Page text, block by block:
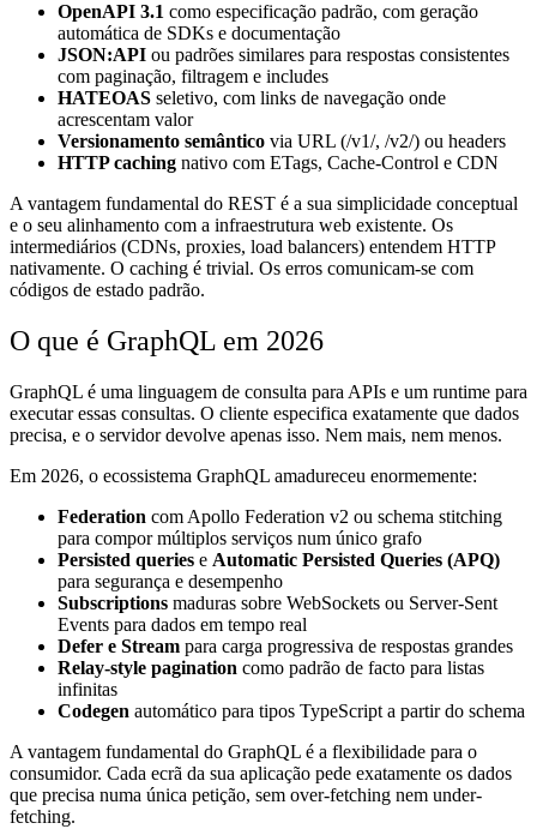
OpenAPI 3.1 como especificação padrão, com geração
automática de SDKs e documentação
JSON:API ou padrões similares para respostas consistentes
com paginação, filtragem e includes
HATEOAS seletivo, com links de navegação onde
acrescentam valor
Versionamento semântico via URL (/v1/, /v2/) ou headers
HTTP caching nativo com ETags, Cache-Control e CDN
A vantagem fundamental do REST é a sua simplicidade conceptual
e o seu alinhamento com a infraestrutura web existente. Os
intermediários (CDNs, proxies, load balancers) entendem HTTP
nativamente. O caching é trivial. Os erros comunicam-se com
códigos de estado padrão.
O que é GraphQL em 2026
GraphQL é uma linguagem de consulta para APIs e um runtime para
executar essas consultas. O cliente especifica exatamente que dados
precisa, e o servidor devolve apenas isso. Nem mais, nem menos.
Em 2026, o ecossistema GraphQL amadureceu enormemente:
Federation com Apollo Federation v2 ou schema stitching
para compor múltiplos serviços num único grafo
Persisted queries e Automatic Persisted Queries (APQ)
para segurança e desempenho
Subscriptions maduras sobre WebSockets ou Server-Sent
Events para dados em tempo real
Defer e Stream para carga progressiva de respostas grandes
Relay-style pagination como padrão de facto para listas
infinitas
Codegen automático para tipos TypeScript a partir do schema
A vantagem fundamental do GraphQL é a flexibilidade para o
consumidor. Cada ecrã da sua aplicação pede exatamente os dados
que precisa numa única petição, sem over-fetching nem under-
fetching.